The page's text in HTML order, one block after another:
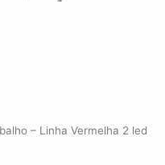
– Linha Vermelha 2 led